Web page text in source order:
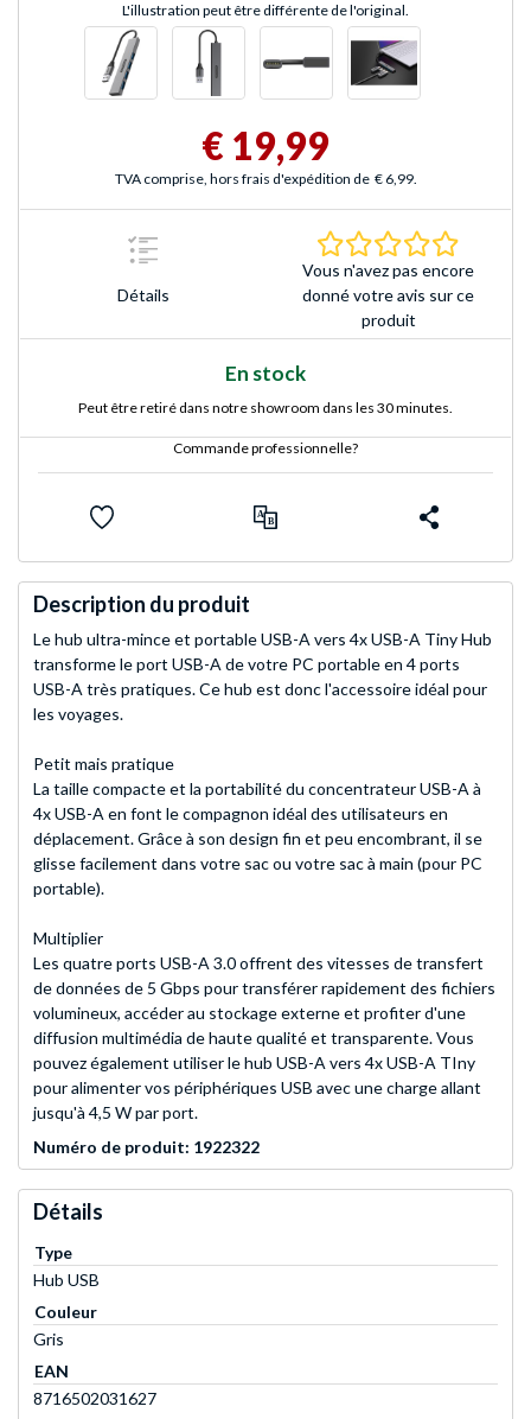
L'illustration peut être différente de l'original.
€ 19,99
TVA comprise, hors frais d'expédition de € 6,99.
Détails
Vous n'avez pas encore
donné votre avis sur ce
produit
En stock
Peut être retiré dans notre showroom dans les 30 minutes.
Commande professionnelle?
Description du produit
Le hub ultra-mince et portable USB-A vers 4x USB-A Tiny Hub
transforme le port USB-A de votre PC portable en 4 ports
USB-A très pratiques. Ce hub est donc l'accessoire idéal pour
les voyages.
Petit mais pratique
La taille compacte et la portabilité du concentrateur USB-A à
4x USB-A en font le compagnon idéal des utilisateurs en
déplacement. Grâce à son design fin et peu encombrant, il se
glisse facilement dans votre sac ou votre sac à main (pour PC
portable).
Multiplier
Les quatre ports USB-A 3.0 offrent des vitesses de transfert
de données de 5 Gbps pour transférer rapidement des fichiers
volumineux, accéder au stockage externe et profiter d'une
diffusion multimédia de haute qualité et transparente. Vous
pouvez également utiliser le hub USB-A vers 4x USB-A TIny
pour alimenter vos périphériques USB avec une charge allant
jusqu'à 4,5 W par port.
Numéro de produit: 1922322
Détails
Type
Hub USB
Couleur
Gris
EAN
8716502031627